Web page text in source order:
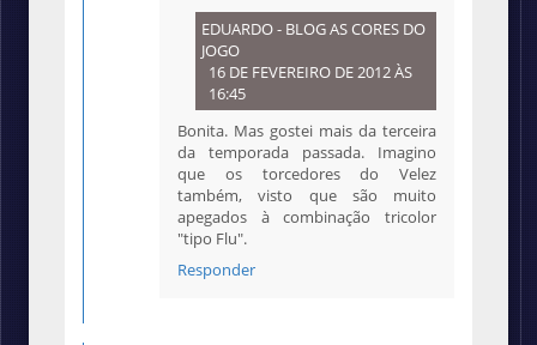
EDUARDO - BLOG AS CORES DO
JOGO
16 DE FEVEREIRO DE 2012 ÀS
16:45
Bonita. Mas gostei mais da terceira
da temporada passada. Imagino
que os torcedores do Velez
também, visto que são muito
apegados à combinação tricolor
"tipo Flu".
Responder